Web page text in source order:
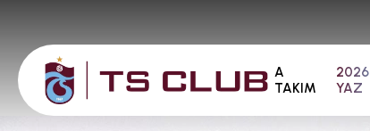
A
TAKIM
2026
YAZ